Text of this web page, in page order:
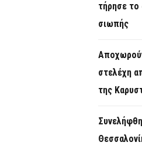
τήρησε το
σιωπής
στελέχη
της